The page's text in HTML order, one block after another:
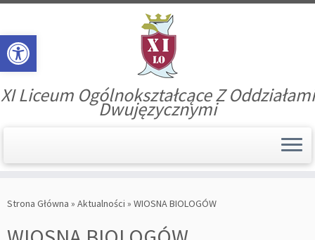
Open toolbar
to
XI Liceum Ogólnokształcące Z Oddziałami
Dwujęzycznymi
Strona Główna » Aktualności » WIOSNA BIOLOGÓW